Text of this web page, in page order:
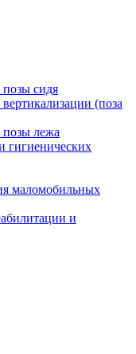
сидя
(поза
лежа
гигиенических
маломобильных
и